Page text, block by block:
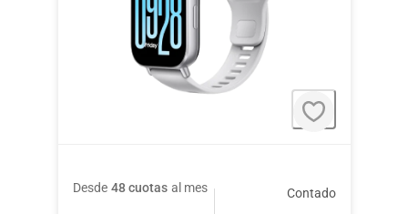
Desde 48 cuotas al mes Contado